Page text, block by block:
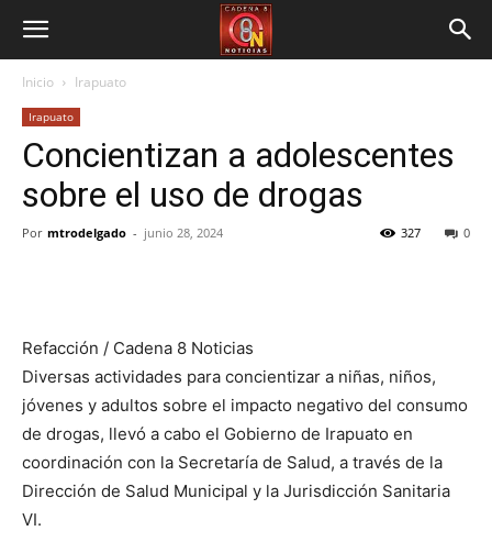
Inicio Irapuato
Irapuato
Concientizan a adolescentes
sobre el uso de drogas
Por mtrodelgado - junio 28, 2024 0
327
Refacción / Cadena 8 Noticias
Diversas actividades para concientizar a niñas, niños,
jóvenes y adultos sobre el impacto negativo del consumo
de drogas, llevó a cabo el Gobierno de Irapuato en
coordinación con la Secretaría de Salud, a través de la
Dirección de Salud Municipal y la Jurisdicción Sanitaria
VI.